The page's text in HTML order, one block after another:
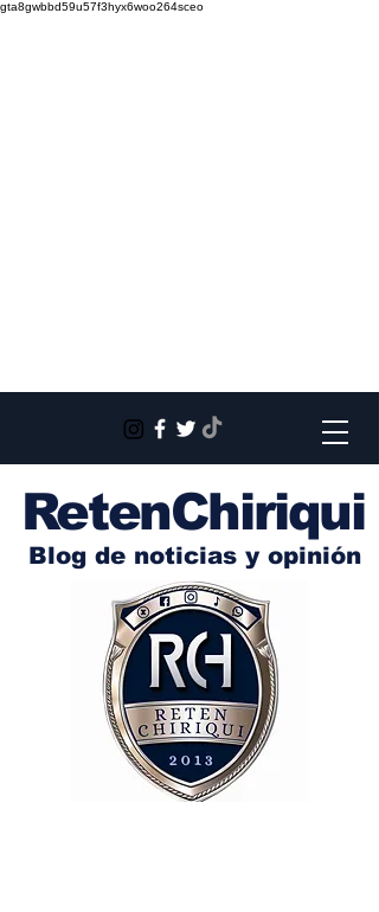
gta8gwbbd59u57f3hyx6woo264sceo
RetenChiriqui
Blog de noticias y opinión